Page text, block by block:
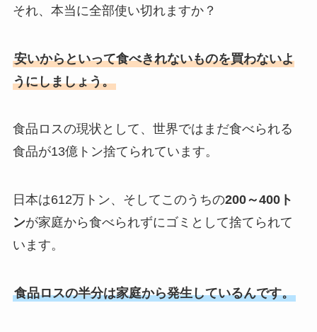
それ、本当に全部使い切れますか？
安いからといって食べきれないものを買わないよ
うにしましょう。
食品ロスの現状として、世界ではまだ食べられる
食品が13億トン捨てられています。
日本は612万トン、そしてこのうちの200～400ト
ンが家庭から食べられずにゴミとして捨てられて
います。
食品ロスの半分は家庭から発生しているんです。